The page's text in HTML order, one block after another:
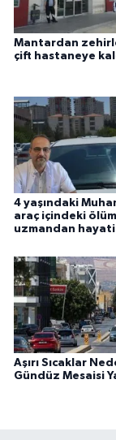
Mantardan
çift hastaneye
4 yaşındaki
araç içindeki
uzmandan hayati
Aşırı Sıcaklar
Gündüz Mesaisi